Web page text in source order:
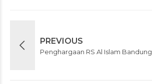
PREVIOUS
Penghargaan RS Al Islam Bandung